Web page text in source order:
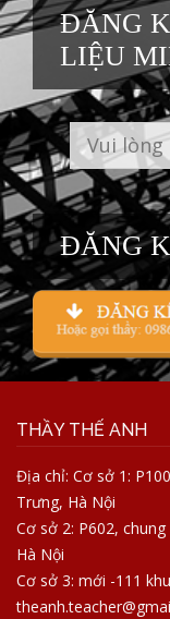
ĐĂNG
LIỆU
ĐĂNG
THẦY THẾ ANH
Địa chỉ: Cơ sở 1:
Trưng, Hà Nội
Cơ sở 2: P602,
Hà Nội
Cơ sở 3: mới -111